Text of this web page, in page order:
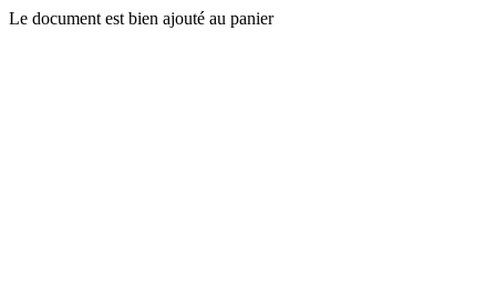
Le document est bien ajouté au panier